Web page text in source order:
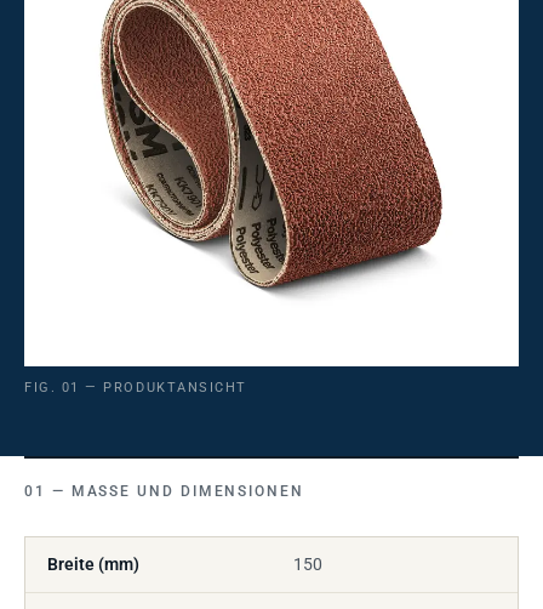
FIG. 01 — PRODUKTANSICHT
MASSE UND DIMENSIONEN
Breite (mm) 150